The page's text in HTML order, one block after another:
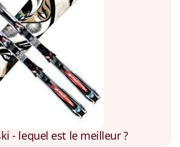
- lequel est le meilleur ?